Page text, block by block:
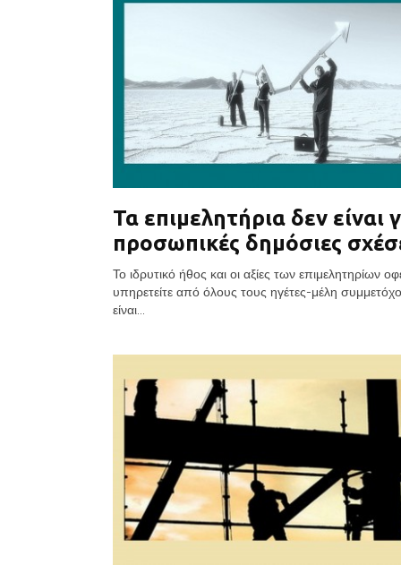
Τα επιμελητήρια δεν είναι
προσωπικές δημόσιες
Το ιδρυτικό ήθος και οι αξίες των επιμελητηρίων
υπηρετείτε από όλους τους ηγέτες-μέλη
είναι...